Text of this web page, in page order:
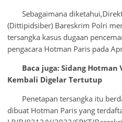
Sebagaimana
(Dittipidsiber) Bareskrim Polri
tersangka kasus dugaan
pengacara Hotman Paris pada
Baca juga: Sidang Hotman
Kembali Digelar Tertutup
Penetapan tersangka itu
dibuat Hotman Paris yang